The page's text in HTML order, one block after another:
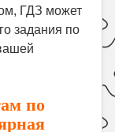
ГДЗ может
задания по
по